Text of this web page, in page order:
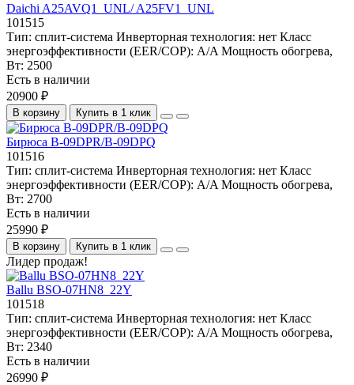
Daichi A25AVQ1_UNL/ A25FV1_UNL
101515
Тип: сплит-система Инверторная технология: нет Класс
энергоэффективности (EER/COP): A/A Мощность обогрева,
Вт: 2500
Есть в наличии
20900 ₽
В корзину Купить в 1 клик
Бирюса B-09DPR/B-09DPQ
101516
Тип: сплит-система Инверторная технология: нет Класс
энергоэффективности (EER/COP): A/A Мощность обогрева,
Вт: 2700
Есть в наличии
25990 ₽
В корзину Купить в 1 клик
Лидер продаж!
Ballu BSO-07HN8_22Y
101518
Тип: сплит-система Инверторная технология: нет Класс
энергоэффективности (EER/COP): A/A Мощность обогрева,
Вт: 2340
Есть в наличии
26990 ₽